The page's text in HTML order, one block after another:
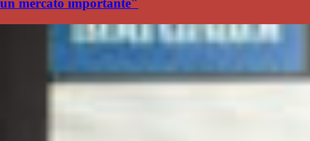
un mercato importante"